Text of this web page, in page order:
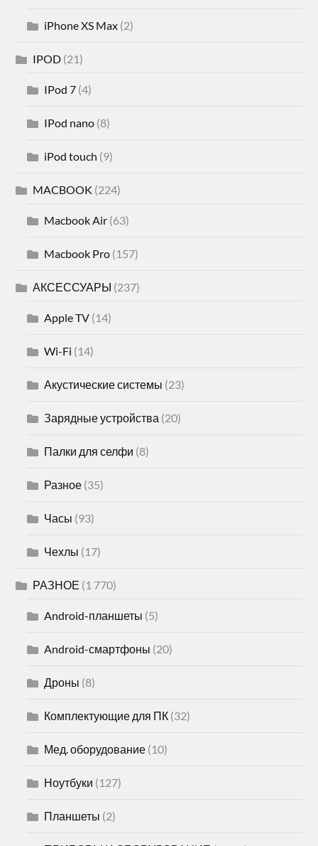
iPhone XS Max (2)
IPOD (21)
IPod 7 (4)
IPod nano (8)
iPod touch (9)
MACBOOK (224)
Macbook Air (63)
Macbook Pro (157)
АКСЕССУАРЫ (237)
Apple TV (14)
Wi-Fi (14)
Акустические системы (23)
Зарядные устройства (20)
Палки для селфи (8)
Разное (35)
Часы (93)
Чехлы (17)
РАЗНОЕ (1 770)
Android-планшеты (5)
Android-смартфоны (20)
Дроны (8)
Комплектующие для ПК (32)
Мед. оборудование (10)
Ноутбуки (127)
Планшеты (2)